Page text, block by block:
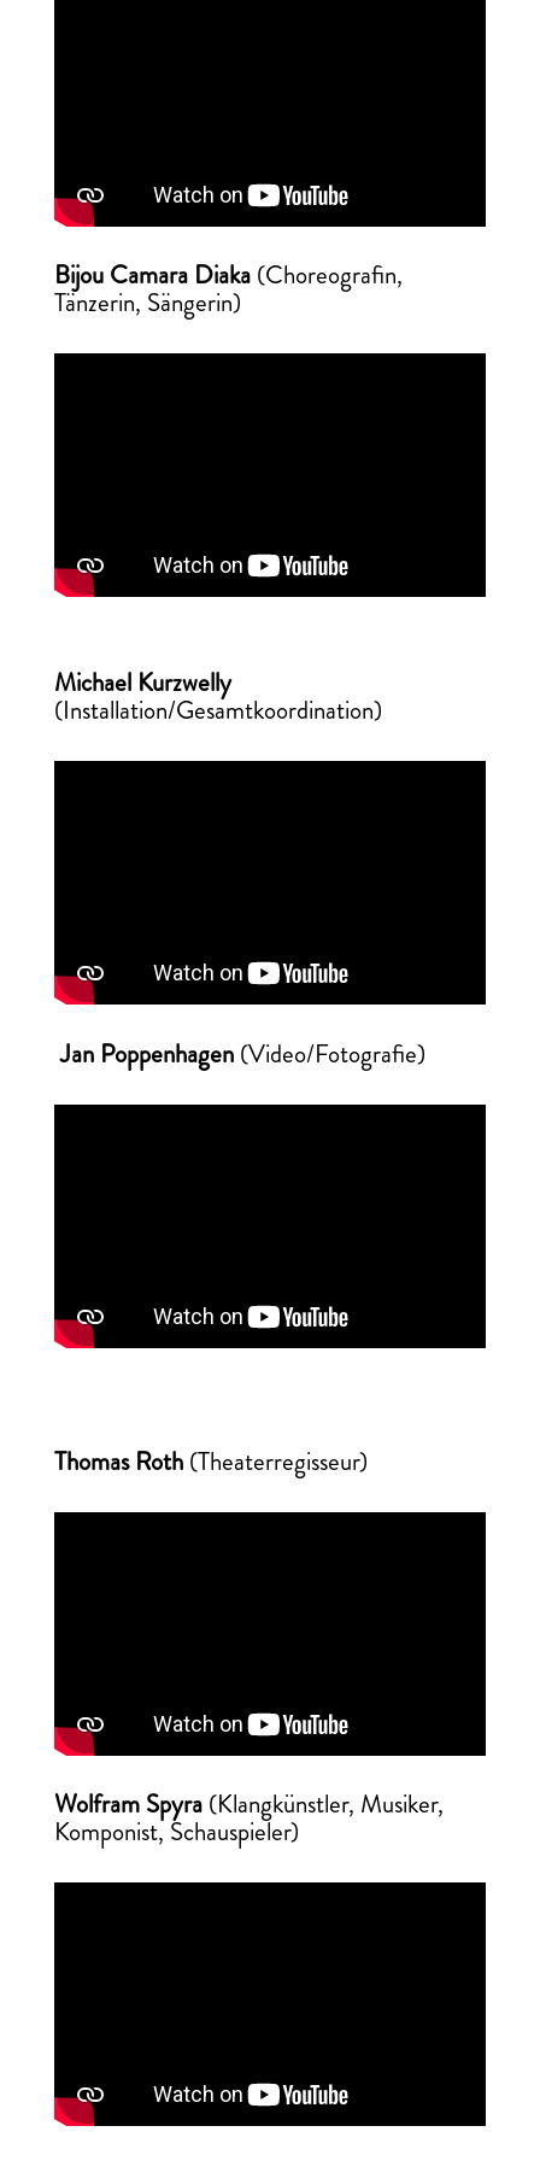
Bijou Camara Diaka(Choreografin,
Tänzerin, Sängerin)
Michael Kurzwelly
(Installation/Gesamtkoordination)
Jan Poppenhagen(Video/Fotografie)
Thomas Roth(Theaterregisseur)
Wolfram Spyra(Klangkünstler, Musiker,
Komponist, Schauspieler)